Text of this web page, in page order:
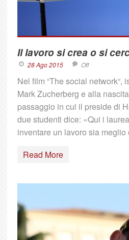
Il lavoro si crea o si
28 Ago 2015 Off
Nel film “The social network“,
Mark Zucherberg e alla
passaggio in cui il preside di
due studenti dice: «Qui i
inventare un lavoro sia
Read More